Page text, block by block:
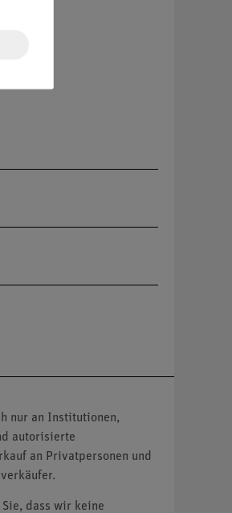
nur an Institutionen,
autorisierte
an Privatpersonen und
Sie, dass wir keine